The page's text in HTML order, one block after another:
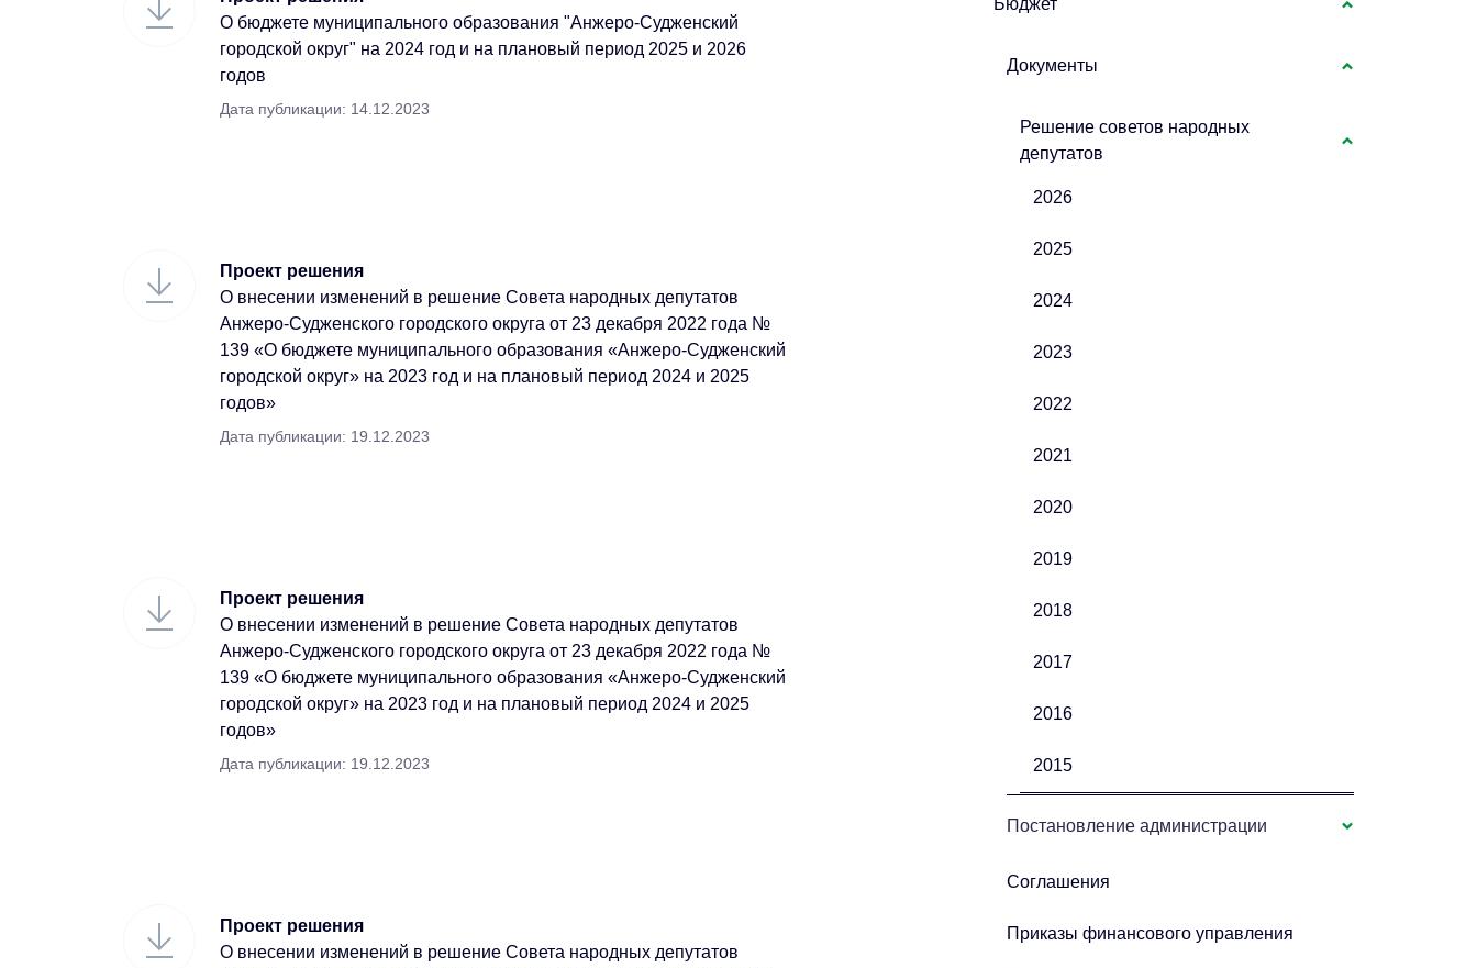
О бюджете муниципального образования "Анжеро-Судженский
городской округ" на 2024 год и на плановый период 2025 и 2026
годов
Дата публикации: 14.12.2023
Проект решения
О внесении изменений в решение Совета народных депутатов
Анжеро-Судженского городского округа от 23 декабря 2022 года №
139 «О бюджете муниципального образования «Анжеро-Судженский
городской округ» на 2023 год и на плановый период 2024 и 2025
годов»
Дата публикации: 19.12.2023
Проект решения
О внесении изменений в решение Совета народных депутатов
Анжеро-Судженского городского округа от 23 декабря 2022 года №
139 «О бюджете муниципального образования «Анжеро-Судженский
городской округ» на 2023 год и на плановый период 2024 и 2025
годов»
Дата публикации: 19.12.2023
Проект решения
О внесении изменений в решение Совета народных депутатов
Бюджет
Документы
Решение советов народных
депутатов
2026
2025
2024
2023
2022
2021
2020
2019
2018
2017
2016
2015
Постановление администрации
Соглашения
Приказы финансового управления